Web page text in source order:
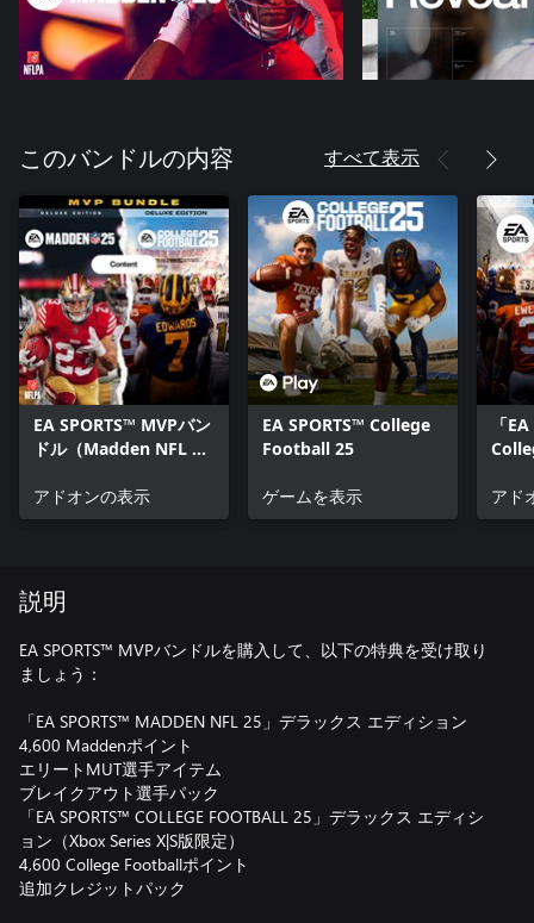
このバンドルの内容 すべて表示
EA SPORTS™ MVPバン
ドル（Madden NFL 25
ン & College Football
25 デラックス エディシ
アドオンの表示
EA SPORTS™ College
Football 25
ゲームを表示
「
ョン
アド
説明
EA SPORTS™ MVPバンドルを購入して、以下の特典を受け取り
ましょう：
「EA SPORTS™ MADDEN NFL 25」デラックス エディション
4,600 Maddenポイント
エリートMUT選手アイテム
ブレイクアウト選手パック
「EA SPORTS™ COLLEGE FOOTBALL 25」デラックス エディシ
ョン（Xbox Series X|S版限定）
4,600 College Footballポイント
追加クレジットパック